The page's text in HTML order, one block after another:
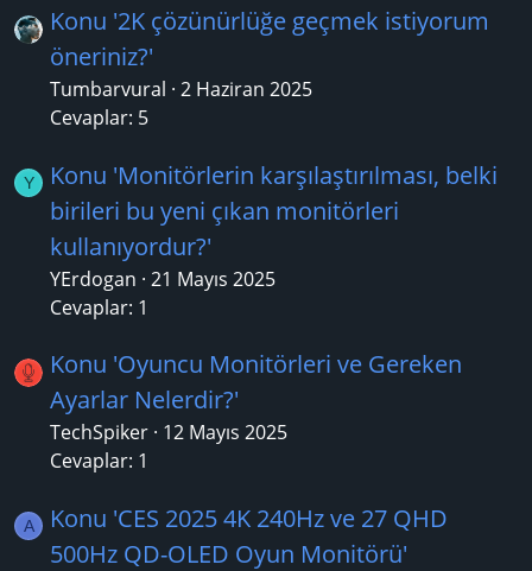
Konu '2K çözünürlüğe geçmek istiyorum
öneriniz?'
Tumbarvural 2 Haziran 2025
Cevaplar: 5
Y
Konu 'Monitörlerin karşılaştırılması, belki
birileri bu yeni çıkan monitörleri
kullanıyordur?'
YErdogan 21 Mayıs 2025
Cevaplar: 1
Konu 'Oyuncu Monitörleri ve Gereken
Ayarlar Nelerdir?'
TechSpiker 12 Mayıs 2025
Cevaplar: 1
A
Konu 'CES 2025 4K 240Hz ve 27 QHD
500Hz QD-OLED Oyun Monitörü'